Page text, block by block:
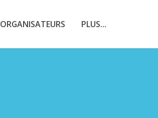
ORGANISATEURS PLUS...